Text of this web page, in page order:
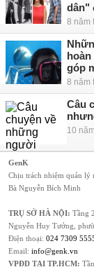
dân"
8 năm
góp
8 năm
Câu
10
GenK
Chịu trách nhiệm quản lý
Bà Nguyễn Bích Minh
TRỤ SỞ HÀ NỘI: Tầng
Nguyễn Huy Tưởng,
Điện thoại: 024 7309
Email: info@genk.vn
VPĐD TẠI TP.HCM: